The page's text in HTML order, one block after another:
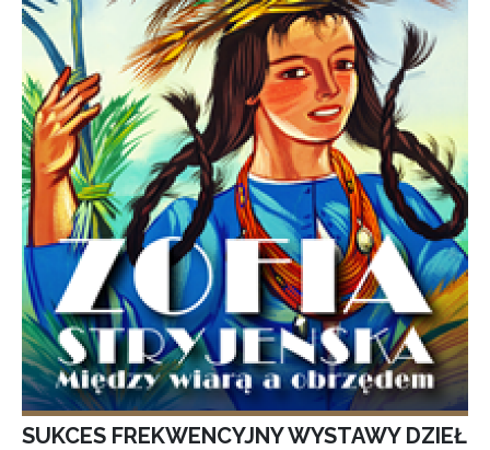
SUKCES FREKWENCYJNY WYSTAWY DZIEŁ